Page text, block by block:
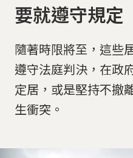
要就遵守規定
隨著時限將至，這些
遵守法庭判決，在政
定居，或是堅持不撤
生衝突。